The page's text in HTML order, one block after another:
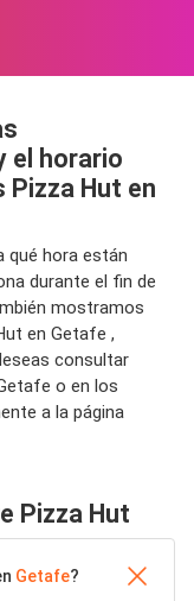
el horario
Pizza Hut en
qué hora están
durante el fin de
mostramos
en Getafe ,
consultar
o en los
a la página
Pizza Hut
Getafe?